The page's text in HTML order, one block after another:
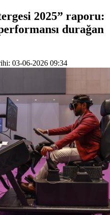
2025” raporu:
durağan
03-06-2026 09:34